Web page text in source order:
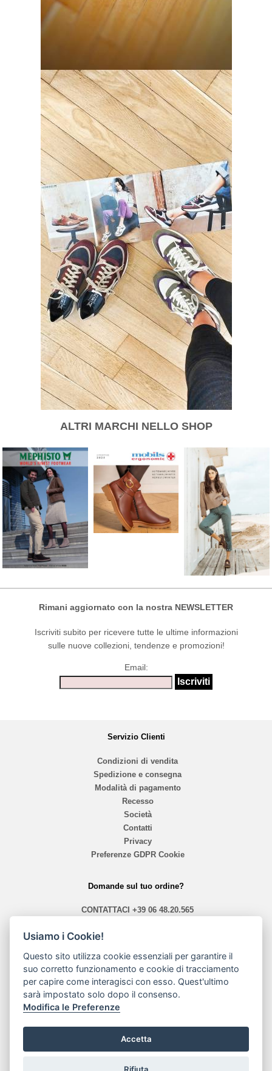
ALTRI MARCHI NELLO SHOP
Rimani aggiornato con la nostra NEWSLETTER
Iscriviti subito per ricevere tutte le ultime informazioni
sulle nuove collezioni, tendenze e promozioni!
Email:
Servizio Clienti
Condizioni di vendita
Spedizione e consegna
Modalità di pagamento
Recesso
Società
Contatti
Privacy
Preferenze GDPR Cookie
Domande sul tuo ordine?
CONTATTACI +39 06 48.20.565
orari 10,40 - 13,30 / 14,00 - 19,30
Usiamo i Cookie!
Questo sito utilizza cookie essenziali per garantire il
suo corretto funzionamento e cookie di tracciamento
per capire come interagisci con esso. Quest'ultimo
sarà impostato solo dopo il consenso.
Modifica le Preferenze
Accetta
Rifiuta